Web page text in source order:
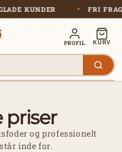
GLADE KUNDER FRI
PROFIL KURV
priser
og professionelt
inde for.